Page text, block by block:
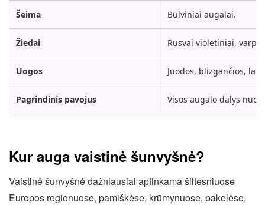
Šeima Bulviniai augalai.
Žiedai Rusvai violetiniai,
Uogos Juodos, blizgančios,
Pagrindinis pavojus Visos augalo dalys
Kur auga vaistinė šunvyšnė?
Vaistinė šunvyšnė dažniausiai aptinkama šiltesniuose
Europos regionuose, pamiškėse, krūmynuose, pakelėse,